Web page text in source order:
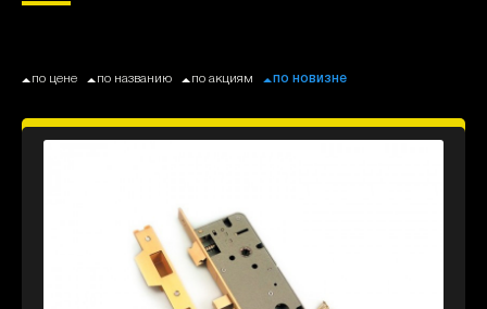
по цене по названию по акциям по новизне